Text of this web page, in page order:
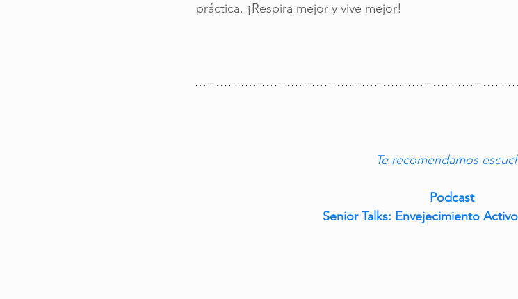
práctica. ¡Respira mejor y vive mejor!
Te recomendamos
Podcast
Senior Talks: Envejecimiento